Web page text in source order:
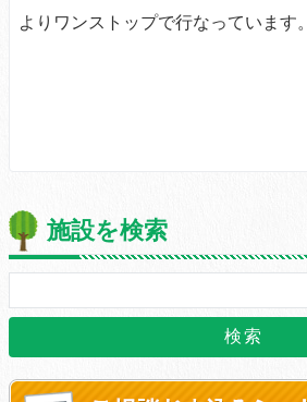
よりワンストップで行なっています。
施設を検索